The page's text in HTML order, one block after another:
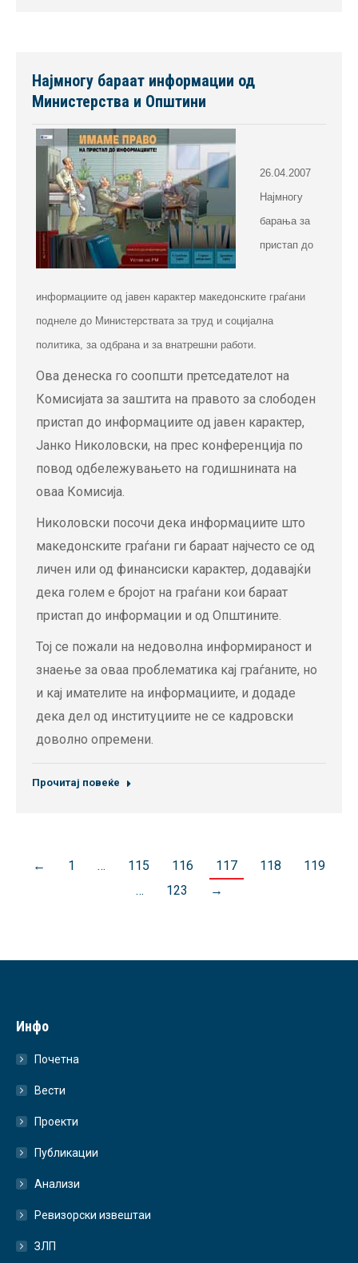
Најмногу бараат информации од
Министерства и Општини
26.04.2007
Најмногу
барања за
пристап до
информациите од јавен карактер македонските граѓани
поднеле до Министерствата за труд и социјална
политика, за одбрана и за внатрешни работи.
Ова денеска го соопшти претседателот на
Комисијата за заштита на правото за слободен
пристап до информациите од јавен карактер,
Јанко Николовски, на прес конференција по
повод одбележувањето на годишнината на
оваа Комисија.
Николовски посочи дека информациите што
македонските граѓани ги бараат најчесто се од
личен или од финансиски карактер, додавајќи
дека голем е бројот на граѓани кои бараат
пристап до информации и од Општините.
Тој се пожали на недоволна информираност и
знаење за оваа проблематика кај граѓаните, но
и кај имателите на информациите, и додаде
дека дел од институциите не се кадровски
доволно опремени.
Прочитај повеќе
← 1 … 115 116 117 118
119
…
123 →
Инфо
Почетна
Вести
Проекти
Публикации
Анализи
Ревизорски извештаи
ЗЛП